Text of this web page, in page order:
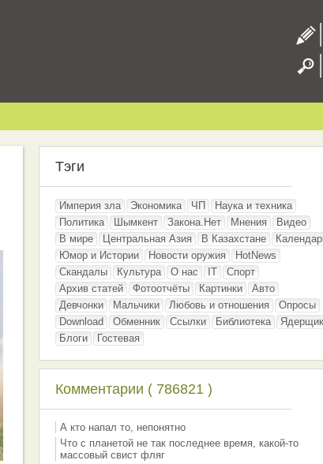
Тэги
Империя зла Экономика ЧП
Наука и техника
Политика
Шымкент Закона.Нет Мнения
Видео
В мире
Центральная Азия В Казахстане
Юмор и Истории
Новости оружия
HotNews
Скандалы
Культура О нас IT
Спорт
Архив статей
Фотоотчёты Картинки
Авто
Девчонки
Мальчики Любовь и отношения
Опросы
Download
Обменник Ссылки Библиотека
Ядерщик
Блоги
Гостевая
Комментарии ( 786821 )
А кто напал то, непонятно
Что с планетой не так последнее время, какой-то
массовый свист фляг